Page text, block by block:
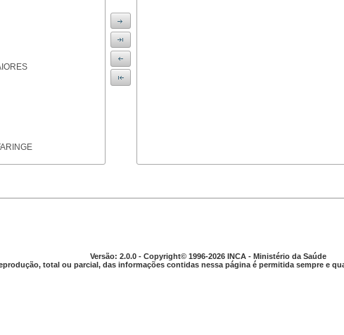
Versão: 2.0.0 - Copyright© 1996-2026 INCA - Ministério da Saúde
total ou parcial, das informações contidas nessa página é permitida sempre e